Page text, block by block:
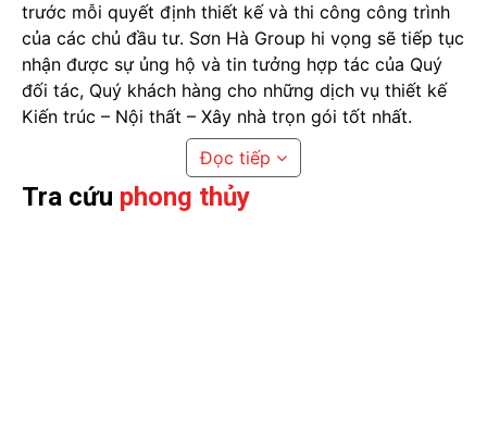
trước mỗi quyết định thiết kế và thi công công trình
của các chủ đầu tư. Sơn Hà Group hi vọng sẽ tiếp tục
nhận được sự ủng hộ và tin tưởng hợp tác của Quý
đối tác, Quý khách hàng cho những dịch vụ thiết kế
Kiến trúc – Nội thất – Xây nhà trọn gói tốt nhất.
Đọc tiếp
Tra cứu phong thủy